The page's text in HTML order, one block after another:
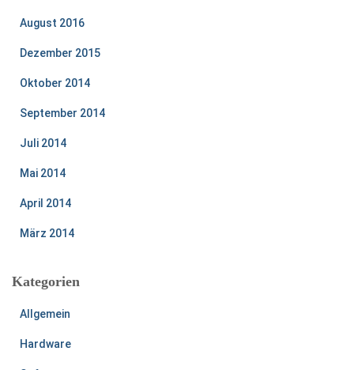
August 2016
Dezember 2015
Oktober 2014
September 2014
Juli 2014
Mai 2014
April 2014
März 2014
Kategorien
Allgemein
Hardware